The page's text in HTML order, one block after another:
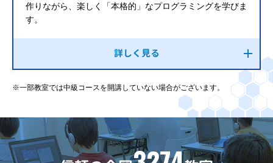
作りながら、楽しく「本格的」なプログラミングを学びま
す。
詳しく見る
※一部教室では中級コースを開講していない場合がございます。